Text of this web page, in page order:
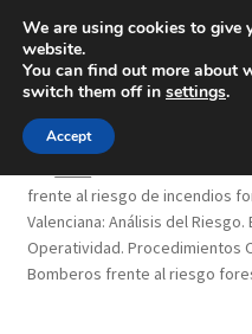
Inicio
Blog
Ingeniería
frente al riesgo de incendios
Valenciana: Análisis del
Operatividad. Procedimientos
Bomberos frente al riesgo
We are using cookies to give
website.
You can find out more about
switch them off in settings.
Accept